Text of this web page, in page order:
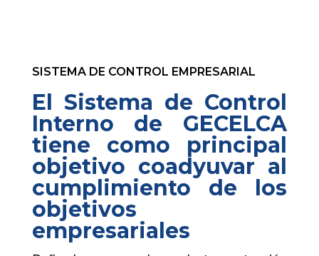
SISTEMA DE CONTROL EMPRESARIAL
El Sistema de Control
Interno de GECELCA
tiene como principal
objetivo coadyuvar al
cumplimiento de los
objetivos
empresariales